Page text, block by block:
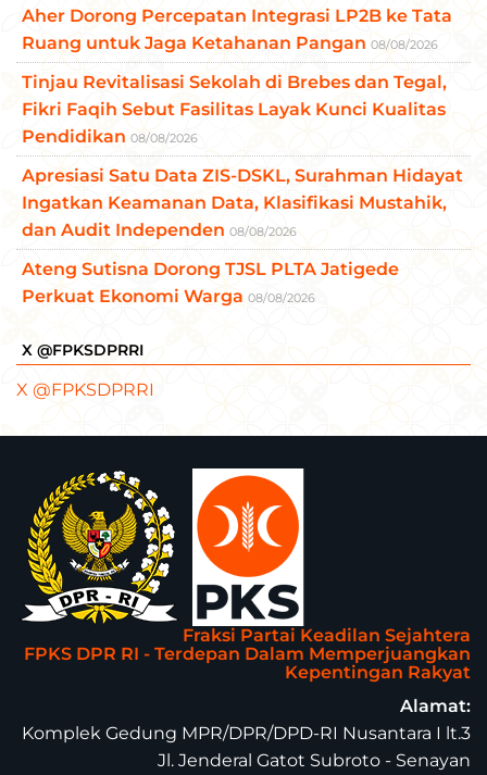
Aher Dorong Percepatan Integrasi LP2B ke Tata
Ruang untuk Jaga Ketahanan Pangan 08/08/2026
Tinjau Revitalisasi Sekolah di Brebes dan Tegal,
Fikri Faqih Sebut Fasilitas Layak Kunci Kualitas
Pendidikan 08/08/2026
Apresiasi Satu Data ZIS-DSKL, Surahman Hidayat
Ingatkan Keamanan Data, Klasifikasi Mustahik,
dan Audit Independen 08/08/2026
Ateng Sutisna Dorong TJSL PLTA Jatigede
Perkuat Ekonomi Warga 08/08/2026
X @FPKSDPRRI
X @FPKSDPRRI
Fraksi Partai Keadilan Sejahtera
FPKS DPR RI - Terdepan Dalam Memperjuangkan
Kepentingan Rakyat
Alamat:
Komplek Gedung MPR/DPR/DPD-RI Nusantara I lt.3
Jl. Jenderal Gatot Subroto - Senayan